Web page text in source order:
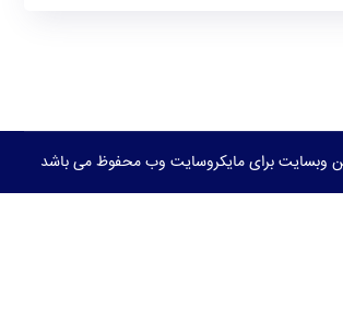
وبسایت برای مایکروسایت وب محفوظ می باشد